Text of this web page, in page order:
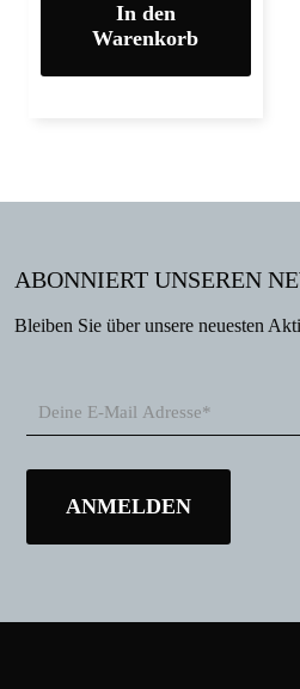
In den
Warenkorb
ABONNIERT UNSEREN
Bleiben Sie über unsere neuesten